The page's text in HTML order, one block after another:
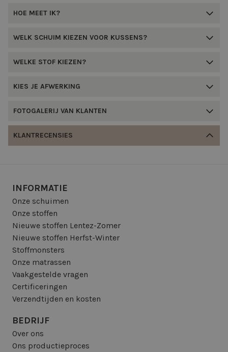
HOE MEET IK?
WELK SCHUIM KIEZEN VOOR KUSSENS?
WELKE STOF KIEZEN?
KIES JE AFWERKING
FOTOGALERIJ VAN KLANTEN
KLANTRECENSIES
INFORMATIE
Onze schuimen
Onze stoffen
Nieuwe stoffen Lentez-Zomer
Nieuwe stoffen Herfst-Winter
Stoffmonsters
Onze matrassen
Vaakgestelde vragen
Certificeringen
Verzendtijden en kosten
BEDRIJF
Over ons
Ons productieproces